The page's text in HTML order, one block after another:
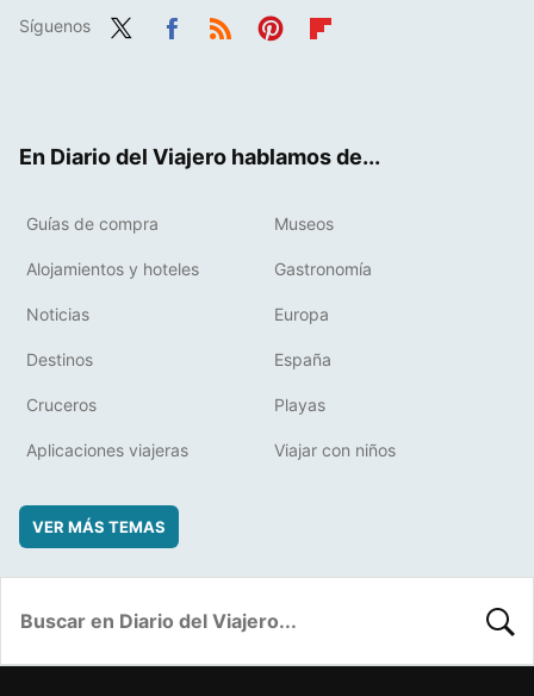
Síguenos
En Diario del Viajero hablamos de...
Guías de compra Museos
Alojamientos y hoteles Gastronomía
Noticias Europa
Destinos España
Cruceros Playas
Aplicaciones viajeras Viajar con niños
VER MÁS TEMAS